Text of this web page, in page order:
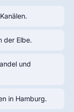
der Elbe.
und
in Hamburg.